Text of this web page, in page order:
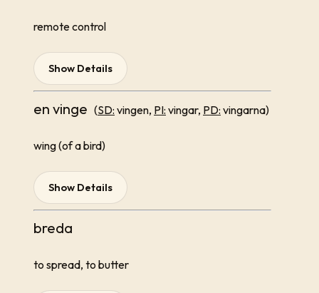
remote control
Show Details
en vinge (SD: vingen, PI: vingar, PD: vingarna)
wing (of a bird)
Show Details
breda
to spread, to butter